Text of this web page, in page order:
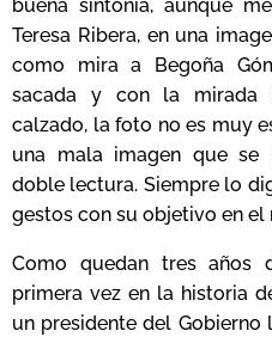
buena sintonía, aunque
Teresa Ribera, en una
como mira a Begoña
sacada y con la mirada
calzado, la foto no es muy
una mala imagen que se
doble lectura. Siempre lo
gestos con su objetivo en
Como quedan tres
primera vez en la historia
un presidente del